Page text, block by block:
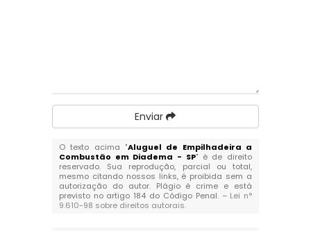
Enviar
O texto acima "Aluguel de Empilhadeira a
Combustão em Diadema - SP" é de direito
reservado. Sua reprodução, parcial ou total,
mesmo citando nossos links, é proibida sem a
autorização do autor. Plágio é crime e está
previsto no artigo 184 do Código Penal. – Lei n°
9.610-98 sobre direitos autorais.